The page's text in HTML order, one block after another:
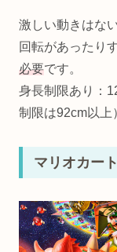
激しい動きはな
回転があったり
必要です。
⾝⻑制限あり：
制限は92cm以上
マリオカー